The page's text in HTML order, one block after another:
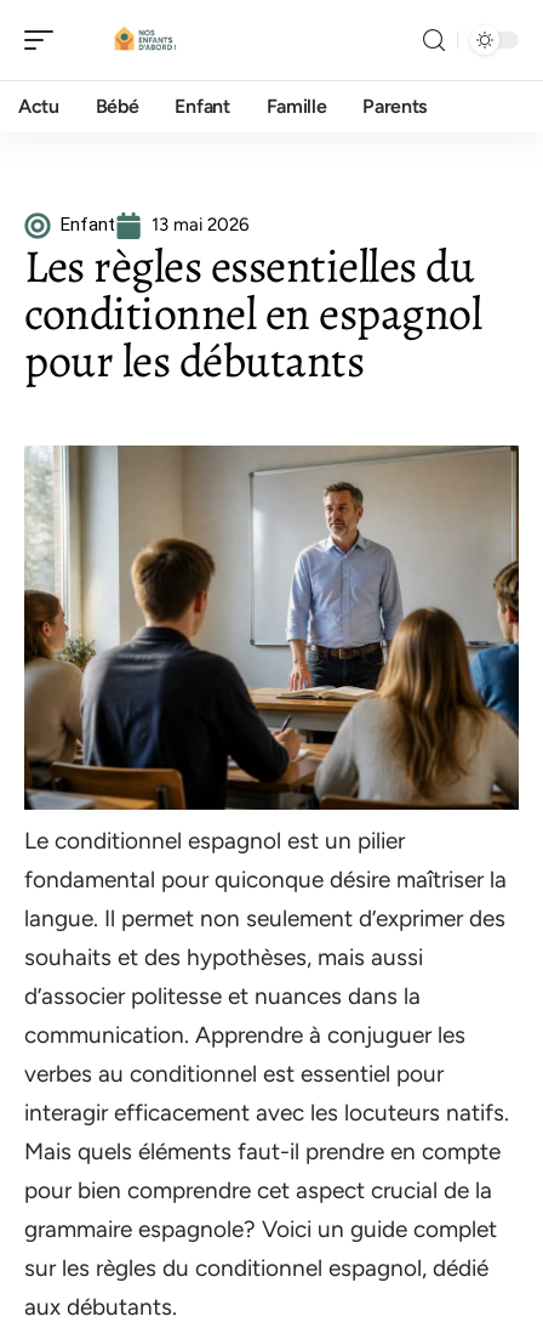
Actu Bébé Enfant Famille Parents
Enfant 13 mai 2026
Les règles essentielles du
conditionnel en espagnol
pour les débutants
Le conditionnel espagnol est un pilier
fondamental pour quiconque désire maîtriser la
langue. Il permet non seulement d’exprimer des
souhaits et des hypothèses, mais aussi
d’associer politesse et nuances dans la
communication. Apprendre à conjuguer les
verbes au conditionnel est essentiel pour
interagir efficacement avec les locuteurs natifs.
Mais quels éléments faut-il prendre en compte
pour bien comprendre cet aspect crucial de la
grammaire espagnole? Voici un guide complet
sur les règles du conditionnel espagnol, dédié
aux débutants.